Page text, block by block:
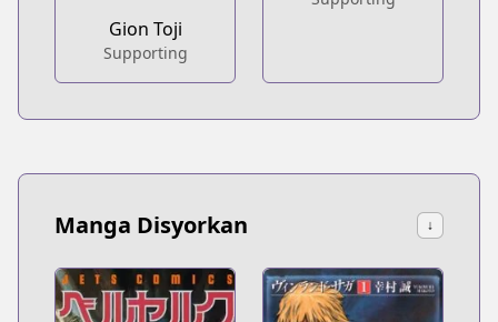
Gion Toji
Supporting
Manga Disyorkan ↓